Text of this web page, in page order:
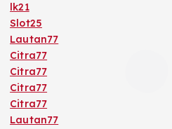
lk21
Slot25
Lautan77
Citra77
Citra77
Citra77
Citra77
Lautan77